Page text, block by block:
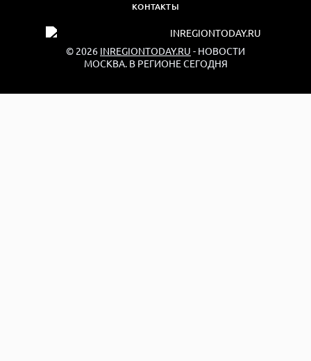
КОНТАКТЫ
© 2026 INREGIONTODAY.RU - НОВОСТИ
МОСКВА. В РЕГИОНЕ СЕГОДНЯ